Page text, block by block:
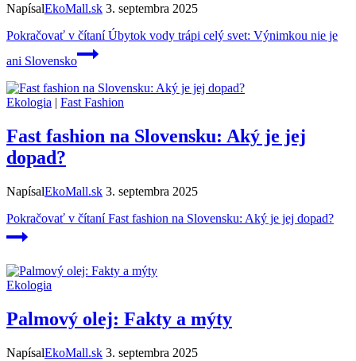
NapísalEkoMall.sk 3. septembra 2025
Pokračovať v čítaníÚbytok vody trápi celý svet: Výnimkou nie je
ani Slovensko
Ekologia | Fast Fashion
Fast fashion na Slovensku: Aký je jej
dopad?
NapísalEkoMall.sk 3. septembra 2025
Pokračovať v čítaníFast fashion na Slovensku: Aký je jej dopad?
Ekologia
Palmový olej: Fakty a mýty
NapísalEkoMall.sk 3. septembra 2025